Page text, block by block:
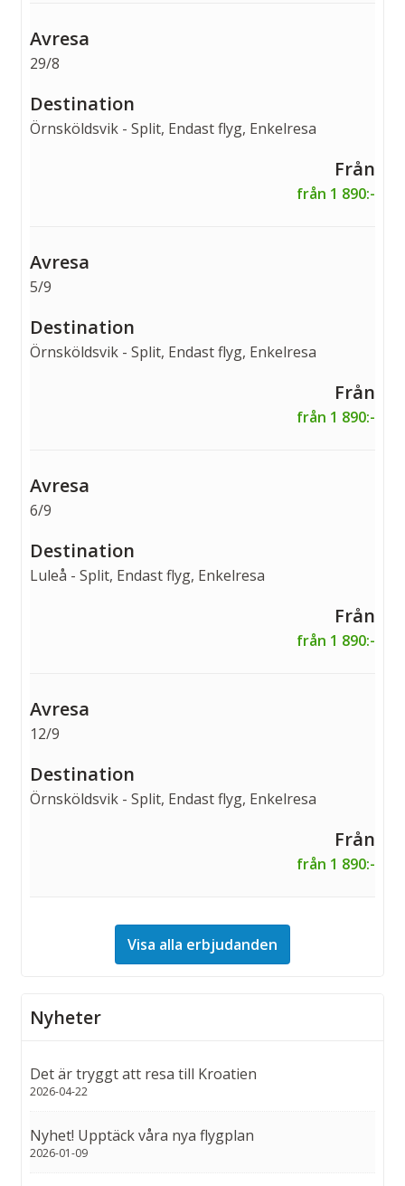
29/8
Örnsköldsvik - Split, Endast flyg, Enkelresa
från 1 890:-
5/9
Örnsköldsvik - Split, Endast flyg, Enkelresa
från 1 890:-
6/9
Luleå - Split, Endast flyg, Enkelresa
från 1 890:-
12/9
Örnsköldsvik - Split, Endast flyg, Enkelresa
från 1 890:-
Visa alla erbjudanden
Nyheter
Det är tryggt att resa till Kroatien
2026-04-22
Nyhet! Upptäck våra nya flygplan
2026-01-09